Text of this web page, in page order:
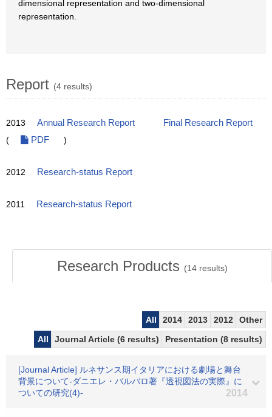
dimensional representation and two-dimensional
representation.
Report (4 results)
2013 Annual Research Report
Final Research Report
(
PDF )
2012 Research-status Report
2011 Research-status Report
Research Products (14results)
All 2014 2013 2012
Other
All
Journal Article (6 results) Presentation (8 results)
[Journal Article] ルネサンス期イタリアにおける劇場と舞台
背景について-ダニエレ・バルバロ著『透視図法の実際』に
ついての研究(4)-
2014